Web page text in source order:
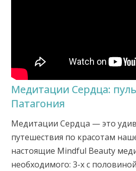
Медитации Сердца:
Патагония
Медитации Сердца — это
путешествия по красотам
настоящие Mindful Beauty
необходимого: 3-х с